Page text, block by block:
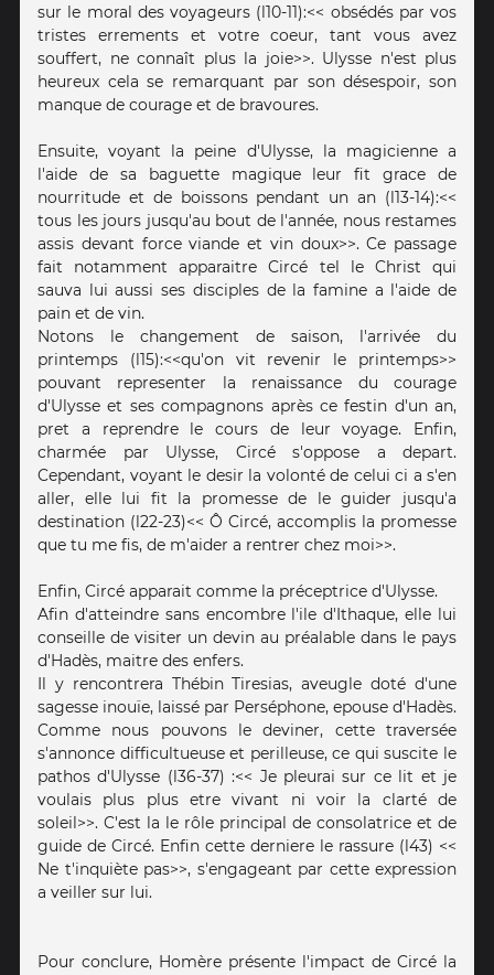
sur le moral des voyageurs (l10-11):<< obsédés par vos
tristes errements et votre coeur, tant vous avez
souffert, ne connaît plus la joie>>. Ulysse n'est plus
heureux cela se remarquant par son désespoir, son
manque de courage et de bravoures.
Ensuite, voyant la peine d'Ulysse, la magicienne a
l'aide de sa baguette magique leur fit grace de
nourritude et de boissons pendant un an (l13-14):<<
tous les jours jusqu'au bout de l'année, nous restames
assis devant force viande et vin doux>>. Ce passage
fait notamment apparaitre Circé tel le Christ qui
sauva lui aussi ses disciples de la famine a l'aide de
pain et de vin.
Notons le changement de saison, l'arrivée du
printemps (l15):<<qu'on vit revenir le printemps>>
pouvant representer la renaissance du courage
d'Ulysse et ses compagnons après ce festin d'un an,
pret a reprendre le cours de leur voyage. Enfin,
charmée par Ulysse, Circé s'oppose a depart.
Cependant, voyant le desir la volonté de celui ci a s'en
aller, elle lui fit la promesse de le guider jusqu'a
destination (l22-23)<< Ô Circé, accomplis la promesse
que tu me fis, de m'aider a rentrer chez moi>>.
Enfin, Circé apparait comme la préceptrice d'Ulysse.
Afin d'atteindre sans encombre l'ile d'Ithaque, elle lui
conseille de visiter un devin au préalable dans le pays
d'Hadès, maitre des enfers.
Il y rencontrera Thébin Tiresias, aveugle doté d'une
sagesse inouïe, laissé par Perséphone, epouse d'Hadès.
Comme nous pouvons le deviner, cette traversée
s'annonce difficultueuse et perilleuse, ce qui suscite le
pathos d'Ulysse (l36-37) :<< Je pleurai sur ce lit et je
voulais plus plus etre vivant ni voir la clarté de
soleil>>. C'est la le rôle principal de consolatrice et de
guide de Circé. Enfin cette derniere le rassure (l43) <<
Ne t'inquiète pas>>, s'engageant par cette expression
a veiller sur lui.
Pour conclure, Homère présente l'impact de Circé la